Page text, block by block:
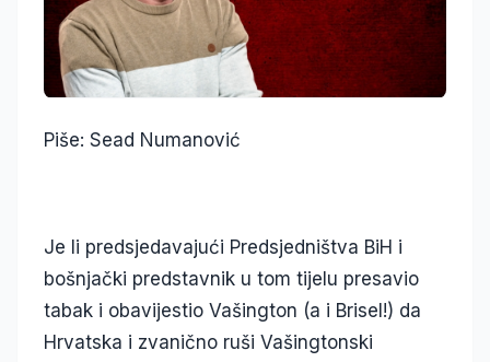
Piše: Sead Numanović
Je li predsjedavajući Predsjedništva BiH i
bošnjački predstavnik u tom tijelu presavio
tabak i obavijestio Vašington (a i Brisel!) da
Hrvatska i zvanično ruši Vašingtonski